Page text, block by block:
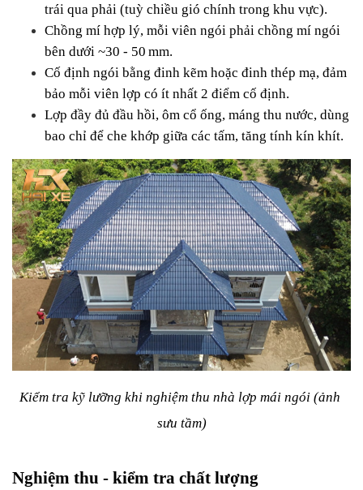
trái qua phải (tuỳ chiều gió chính trong khu vực).
Chồng mí hợp lý, mỗi viên ngói phải chồng mí ngói
bên dưới ~30 - 50 mm.
Cố định ngói bằng đinh kẽm hoặc đinh thép mạ, đảm
bảo mỗi viên lợp có ít nhất 2 điểm cố định.
Lợp đầy đủ đầu hồi, ôm cổ ống, máng thu nước, dùng
bao chỉ để che khớp giữa các tấm, tăng tính kín khít.
Kiểm tra kỹ lưỡng khi nghiệm thu nhà lợp mái ngói (ảnh
sưu tầm)
Nghiệm thu - kiểm tra chất lượng